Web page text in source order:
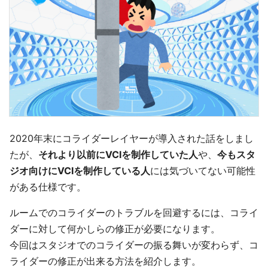
2020年末にコライダーレイヤーが導入された話をしまし
たが、 それより以前にVCIを制作していた人や、 今もスタ
ジオ向けにVCIを制作している人には気づいてない可能性
がある仕様です。
ルームでのコライダーのトラブルを回避するには、コライ
ダーに対して何かしらの修正が必要になります。
今回はスタジオでのコライダーの振る舞いが変わらず、コ
ライダーの修正が出来る方法を紹介します。